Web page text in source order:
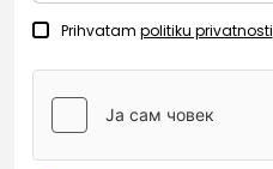
Prihvatam politiku privatnosti